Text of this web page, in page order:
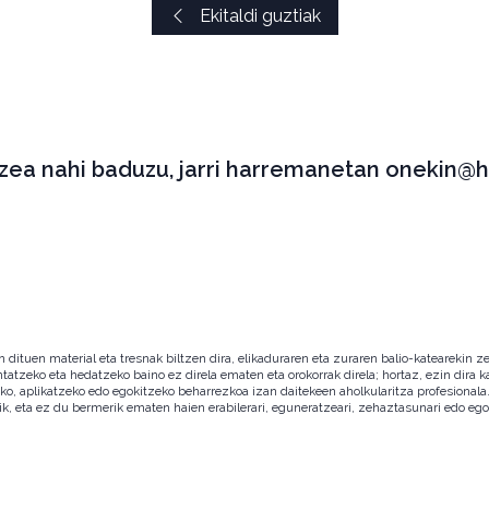
Ekitaldi guztiak
nahi baduzu, jarri harremanetan
material eta tresnak biltzen dira, elikaduraren eta zuraren balio-katearekin
eta hedatzeko baino ez direla ematen eta orokorrak direla; hortaz, ezin
aplikatzeko edo egokitzeko beharrezkoa izan daitekeen aholkularitza
eta ez du bermerik ematen haien erabilerari, eguneratzeari, zehaztasunari edo